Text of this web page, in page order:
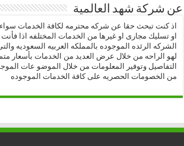
عن شركة شهد العالمية
اذ كنت تبحث حقا عن شركه محترمه لكافة الخدمات
او تسليك مجارى او غيرها من الخدمات المختلفه اذا فأنت
الشركه الرئده الموجوده بالمملكه العربيه السعوديه
لهو الراحه من خلال عرض العديد من الخدمات بأسعار
التفاصيل وتوفير المعلومات من خلال الموضو عات
من الخصومات الحصريه على كافة الخدمات الموجوده